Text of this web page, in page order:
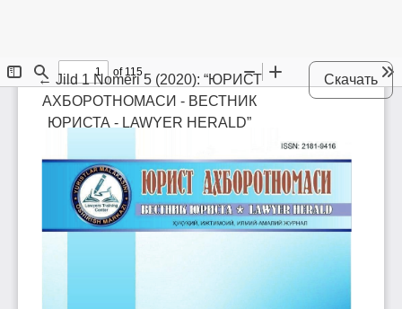
← Maqola tafsilotlariga qaytish
Jild 1 Nomeri 5 (2020): “ЮРИСТ
АХБОРОТНОМАСИ - ВЕСТНИК
ЮРИСТА - LAWYER HERALD”
Скачать